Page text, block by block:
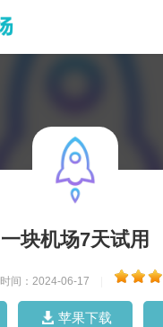
一块机场7天试用
时间：2024-06-17
苹果下载